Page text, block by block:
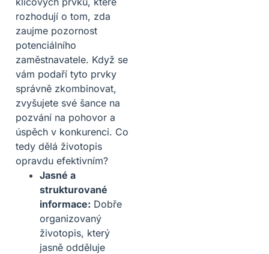
rozhodují o tom, zda
zaujme pozornost
potenciálního
zaměstnavatele. Když se
vám podaří tyto prvky
správně zkombinovat,
zvyšujete své šance na
pozvání na pohovor a
úspěch v konkurenci. Co
tedy dělá životopis
opravdu efektivním?
Jasné a
strukturované
informace: Dobře
organizovaný
životopis, který
jasně odděluje